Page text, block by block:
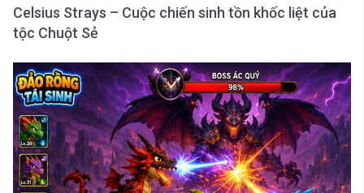
Celsius Strays – Cuộc chiến sinh tồn khốc liệt của
tộc Chuột Sẻ